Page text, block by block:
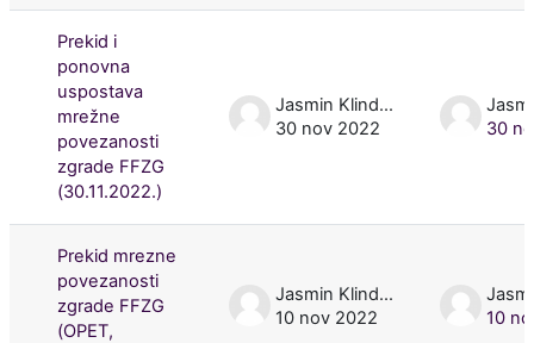
Prekid i
ponovna
uspostava
mrežne
povezanosti
zgrade FFZG
(30.11.2022.)
Jasmin Klindžić
30 nov 2022
30
Prekid mrezne
povezanosti
zgrade FFZG
(OPET,
Jasmin Klindžić
10 nov 2022
10